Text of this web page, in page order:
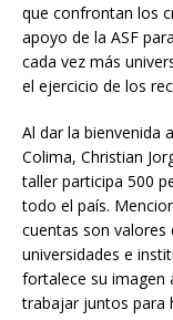
que confrontan los
apoyo de la ASF
cada vez más
el ejercicio de los
Al dar la bienvenida
Colima, Christian
taller participa 500
todo el país.
cuentas son valores
universidades e
fortalece su imagen
trabajar juntos para